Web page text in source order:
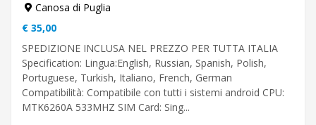
Canosa di Puglia
€ 35,00
SPEDIZIONE INCLUSA NEL PREZZO PER TUTTA ITALIA
Specification: Lingua:English, Russian, Spanish, Polish,
Portuguese, Turkish, Italiano, French, German
Compatibilità: Compatibile con tutti i sistemi android CPU:
MTK6260A 533MHZ SIM Card: Sing...